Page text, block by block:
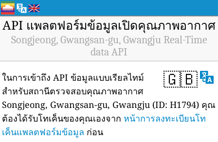
API แพลตฟอร์มข้อมูลเปิดคุณภาพอากาศ
Songjeong, Gwangsan-gu, Gwangju Real-Time
data API
🇬🇧
ในการเข้าถึง API ข้อมูลแบบเรียลไทม์
สำหรับสถานีตรวจสอบคุณภาพอากาศ
Songjeong, Gwangsan-gu, Gwangju (ID: H1794) คุณ
ต้องได้รับโทเค็นของคุณเองจาก หน้าการลงทะเบียนโท
เค็นแพลตฟอร์มข้อมูล ก่อน